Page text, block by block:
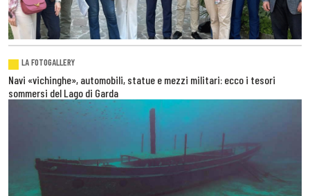
LA FOTOGALLERY
Navi «vichinghe», automobili, statue e mezzi militari: ecco i tesori
sommersi del Lago di Garda